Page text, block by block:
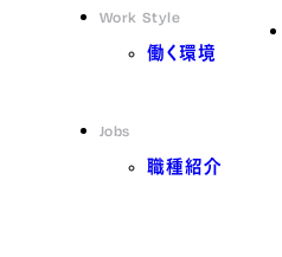
Work Style
働く環境
Jobs
職種紹介